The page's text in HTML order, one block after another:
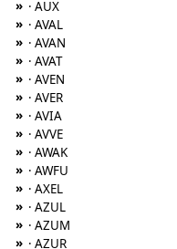
» · AUX
» · AVAL
» · AVAN
» · AVAT
» · AVEN
» · AVER
» · AVIA
» · AVVE
» · AWAK
» · AWFU
» · AXEL
» · AZUL
» · AZUM
» · AZUR